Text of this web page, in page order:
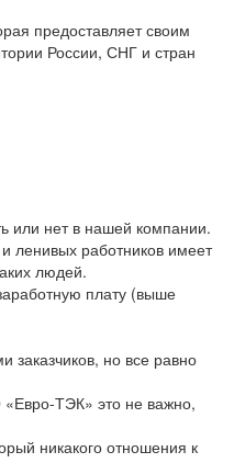
предоставляет своим
России, СНГ и стран
или нет в нашей компании.
ленивых работников имеет
людей.
плату (выше
заказчиков, но все равно
«Евро-ТЭК» это не важно,
никакого отношения к